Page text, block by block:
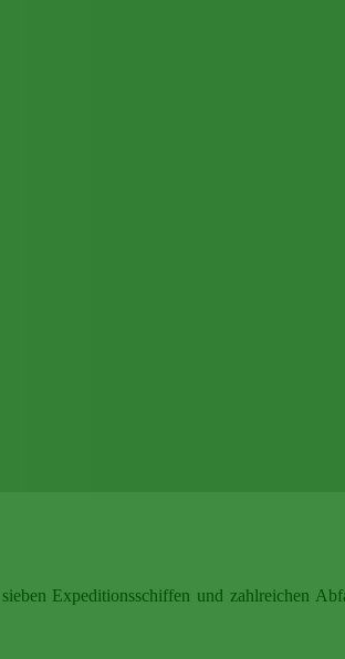
Expeditionsschiffen und zahlreichen